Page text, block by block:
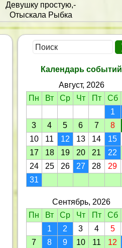
Девушку простую,-
Отыскала Рыбка
Девушку такую:
Не нужны хоромы;
Царство ей не нужно,
Были б только дома:
Мир, Любовь и Дружба.
Ненавидит свары,
На лице – улыбка,
Потому и счастлив
В этой жизни зыбкой.
Сделала мне Рыбка!
Календарь событий
Август, 2026
Пн
Вт Ср Чт Пт Сб
1
3
4 5 6 7 8
10
11 12 13 14 15
17
18 19 20 21 22
24
25 26 27 28 29
31
Сентябрь, 2026
Пн
Вт Ср Чт Пт Сб
1
2 3 4 5
7
8 9 10 11 12